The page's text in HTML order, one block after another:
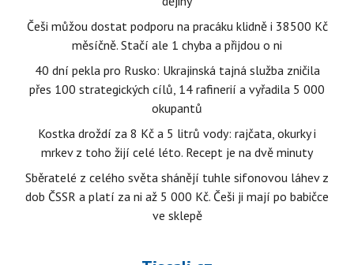
Češi můžou dostat podporu na pracáku klidně i 38500 Kč
měsíčně. Stačí ale 1 chyba a přijdou o ni
40 dní pekla pro Rusko: Ukrajinská tajná služba zničila
přes 100 strategických cílů, 14 rafinerií a vyřadila 5 000
okupantů
Kostka droždí za 8 Kč a 5 litrů vody: rajčata, okurky i
mrkev z toho žijí celé léto. Recept je na dvě minuty
Sběratelé z celého světa shánějí tuhle sifonovou láhev z
dob ČSSR a platí za ni až 5 000 Kč. Češi ji mají po babičce
ve sklepě